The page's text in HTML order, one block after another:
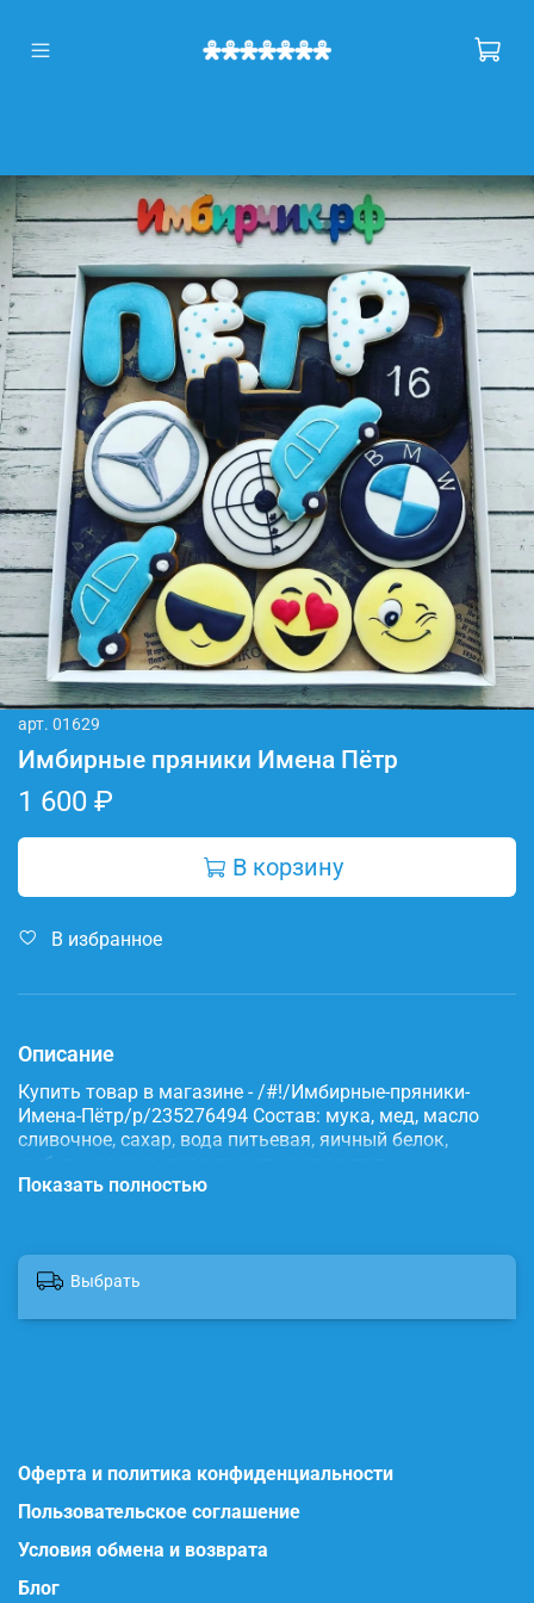
арт. 01629
Имбирные пряники Имена Пётр
1 600 ₽
В корзину
В избранное
Описание
Купить товар в магазине - /#!/Имбирные-пряники-
Имена-Пётр/p/235276494 Состав: мука, мед, масло
сливочное, сахар, вода питьевая, яичный белок,
имбирь, корица, сода, пищевые красители.
Показать полностью
Выбрать
Оферта и политика конфиденциальности
Пользовательское соглашение
Условия обмена и возврата
Блог